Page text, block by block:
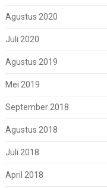
Agustus 2020
Juli 2020
Agustus 2019
Mei 2019
September 2018
Agustus 2018
Juli 2018
April 2018